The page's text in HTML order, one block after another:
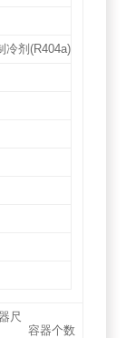
冷剂(R404a)
尺
容器个数